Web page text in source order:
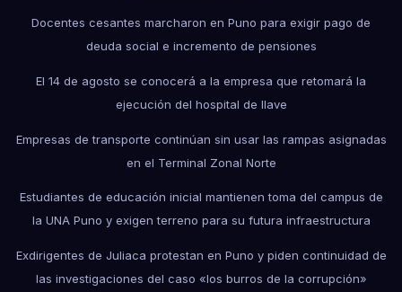
Docentes cesantes marcharon en Puno para exigir pago de
deuda social e incremento de pensiones
El 14 de agosto se conocerá a la empresa que retomará la
ejecución del hospital de Ilave
Empresas de transporte continúan sin usar las rampas asignadas
en el Terminal Zonal Norte
Estudiantes de educación inicial mantienen toma del campus de
la UNA Puno y exigen terreno para su futura infraestructura
Exdirigentes de Juliaca protestan en Puno y piden continuidad de
las investigaciones del caso «los burros de la corrupción»